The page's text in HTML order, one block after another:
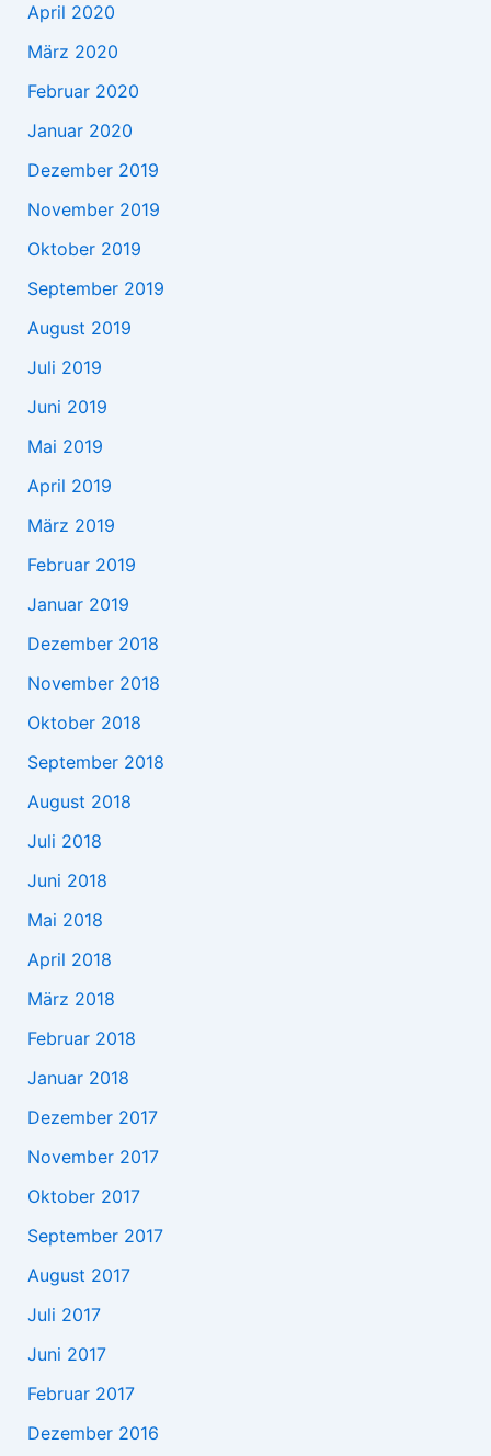
April 2020
März 2020
Februar 2020
Januar 2020
Dezember 2019
November 2019
Oktober 2019
September 2019
August 2019
Juli 2019
Juni 2019
Mai 2019
April 2019
März 2019
Februar 2019
Januar 2019
Dezember 2018
November 2018
Oktober 2018
September 2018
August 2018
Juli 2018
Juni 2018
Mai 2018
April 2018
März 2018
Februar 2018
Januar 2018
Dezember 2017
November 2017
Oktober 2017
September 2017
August 2017
Juli 2017
Juni 2017
Februar 2017
Dezember 2016